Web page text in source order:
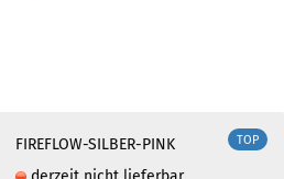
TOP
FIREFLOW-SILBER-PINK